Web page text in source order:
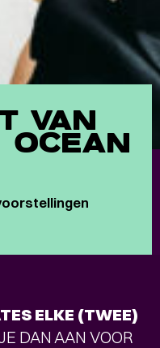
VAN
OCEAN
ELKE (TWEE)
DAN AAN VOOR